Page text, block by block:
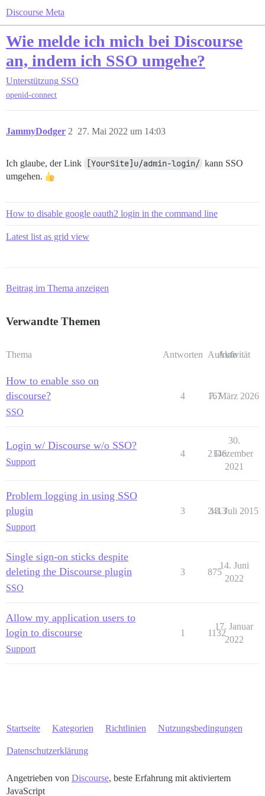
Discourse Meta
Wie melde ich mich bei Discourse
an, indem ich SSO umgehe?
Unterstützung SSO
openid-connect
JammyDodger 27. Mai 2022 um 14:03
2
Ich glaube, der Link [YourSite]u/admin-login/ kann SSO
umgehen.
How to disable google oauth2 login in the command line
Latest list as grid view
Beitrag im Thema anzeigen
Verwandte Themen
Thema Antworten Aufrufe
Aktivität
How to enable sso on
discourse?
SSO
4 167
7. März 2026
Login w/ Discourse w/o SSO?
Support
4 2146
30.
Dezember
2021
Problem logging in using SSO
plugin
Support
3 2413
13. Juli 2015
Single sign-on sticks despite
deleting the Discourse plugin
SSO
3 875
14. Juni
2022
Allow my application users to
login to discourse
Support
1 1132
17. Januar
2022
Startseite Kategorien Richtlinien Nutzungsbedingungen
Datenschutzerklärung
Angetrieben von Discourse, beste Erfahrung mit aktiviertem
JavaScript